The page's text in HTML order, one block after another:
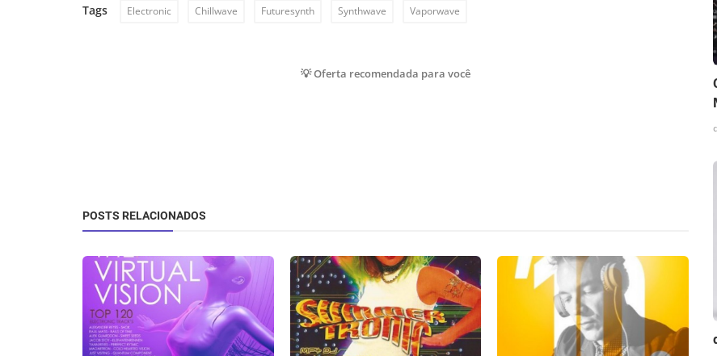
Tags Electronic Chillwave Futuresynth Synthwave Vaporwave
💡 Oferta recomendada para você
POSTS RELACIONADOS